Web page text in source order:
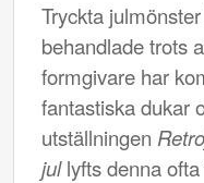
Tryckta
behandlade trots
formgivare har
fantastiska dukar
utställningen
jullyfts denna